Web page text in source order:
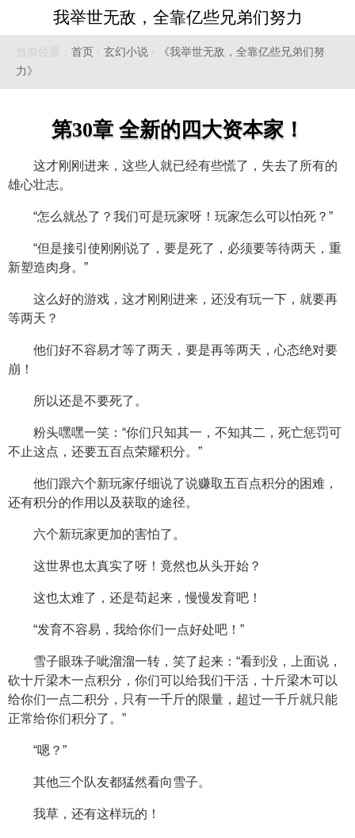
我举世无敌，全靠亿些兄弟们努力
当前位置： 首页 › 玄幻小说 ›
《我举世无敌，全靠亿些兄弟们努
力》
第30章 全新的四大资本家！
这才刚刚进来，这些人就已经有些慌了，失去了所有的
雄心壮志。
“怎么就怂了？我们可是玩家呀！玩家怎么可以怕死？”
“但是接引使刚刚说了，要是死了，必须要等待两天，重
新塑造肉身。”
这么好的游戏，这才刚刚进来，还没有玩一下，就要再
等两天？
他们好不容易才等了两天，要是再等两天，心态绝对要
崩！
所以还是不要死了。
粉头嘿嘿一笑：“你们只知其一，不知其二，死亡惩罚可
不止这点，还要五百点荣耀积分。”
他们跟六个新玩家仔细说了说赚取五百点积分的困难，
还有积分的作用以及获取的途径。
六个新玩家更加的害怕了。
这世界也太真实了呀！竟然也从头开始？
这也太难了，还是苟起来，慢慢发育吧！
“发育不容易，我给你们一点好处吧！”
雪子眼珠子呲溜溜一转，笑了起来：“看到没，上面说，
砍十斤梁木一点积分，你们可以给我们干活，十斤梁木可以
给你们一点二积分，只有一千斤的限量，超过一千斤就只能
正常给你们积分了。”
“嗯？”
其他三个队友都猛然看向雪子。
我草，还有这样玩的！